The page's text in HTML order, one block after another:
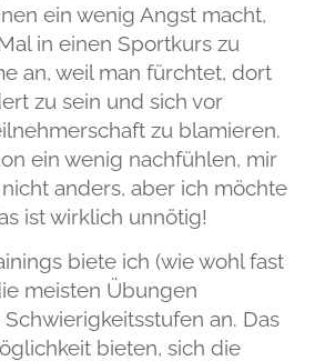
ein wenig Angst macht,
in einen Sportkurs zu
an, weil man fürchtet, dort
zu sein und sich vor
zu blamieren.
ein wenig nachfühlen, mir
anders, aber ich möchte
ist wirklich unnötig!
biete ich (wie wohl fast
meisten Übungen
an. Das
bieten, sich die